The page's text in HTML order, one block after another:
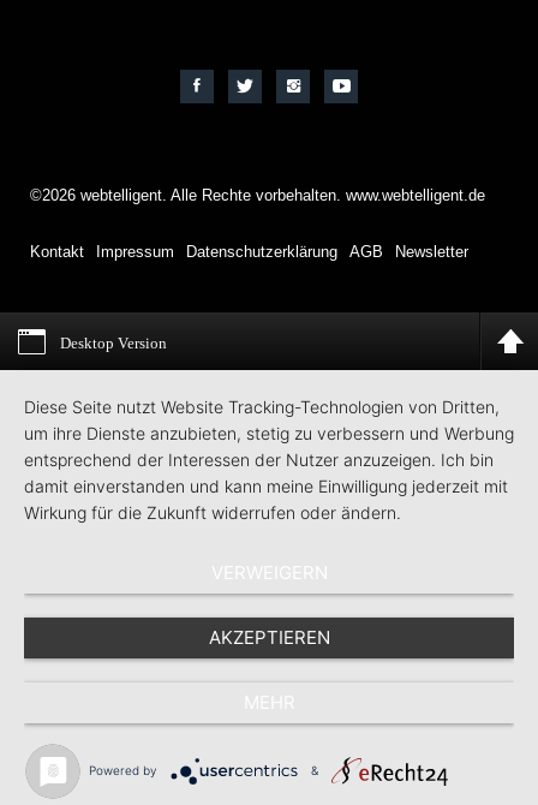
©2026 webtelligent. Alle Rechte vorbehalten. www.webtelligent.de
Kontakt Impressum Datenschutzerklärung AGB Newsletter
Desktop Version
Diese Seite nutzt Website Tracking-Technologien von Dritten,
um ihre Dienste anzubieten, stetig zu verbessern und Werbung
entsprechend der Interessen der Nutzer anzuzeigen. Ich bin
damit einverstanden und kann meine Einwilligung jederzeit mit
Wirkung für die Zukunft widerrufen oder ändern.
VERWEIGERN
AKZEPTIEREN
MEHR
Powered by &